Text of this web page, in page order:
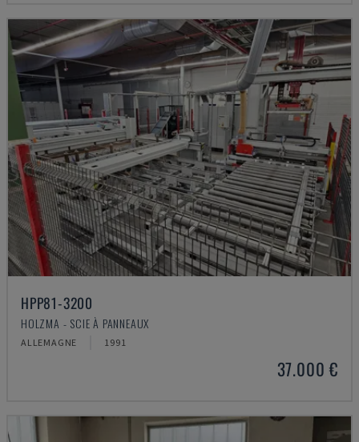
HPP81-3200
HOLZMA - SCIE À PANNEAUX
ALLEMAGNE 1991
37.000 €